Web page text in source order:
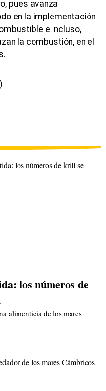
pues avanza
en la implementación
e incluso,
la combustión, en el
los números de
alimenticia de los mares